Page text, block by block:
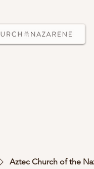
Aztec Church of the